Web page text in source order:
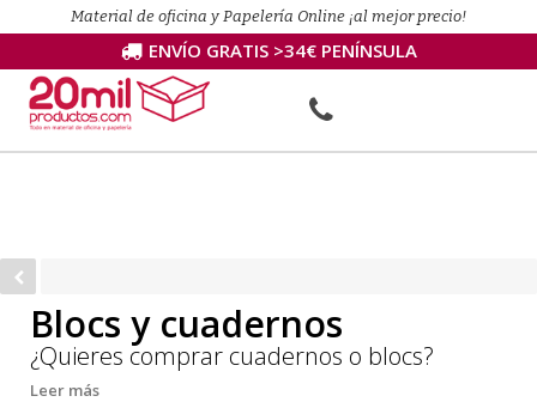
Material de oficina y Papelería Online ¡al mejor precio!
ENVÍO GRATIS >34€ PENÍNSULA
Blocs y cuadernos
¿Quieres comprar cuadernos o blocs?
Leer más